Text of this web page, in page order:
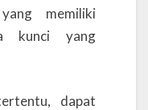
memiliki
kunci yang
dapat